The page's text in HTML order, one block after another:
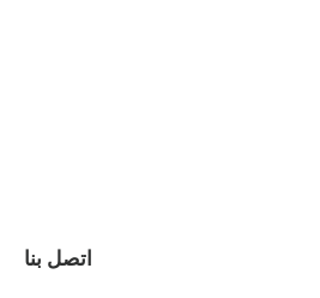
من جميع الأعاصير والعواصف
والعواصف الاستوائية الستة
اتصل بنا